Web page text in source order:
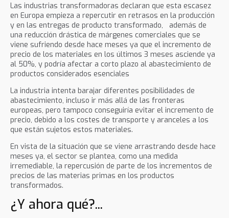
Las industrias transformadoras declaran que esta escasez
en Europa empieza a repercutir en retrasos en la producción
y en las entregas de producto transformado, además de
una reducción drástica de márgenes comerciales que se
viene sufriendo desde hace meses ya que el incremento de
precio de los materiales en los últimos 3 meses asciende ya
al 50%, y podría afectar a corto plazo al abastecimiento de
productos considerados esenciales
La industria intenta barajar diferentes posibilidades de
abastecimiento, incluso ir más allá de las fronteras
europeas, pero tampoco conseguiría evitar el incremento de
precio, debido a los costes de transporte y aranceles a los
que están sujetos estos materiales.
En vista de la situación que se viene arrastrando desde hace
meses ya, el sector se plantea, como una medida
irremediable, la repercusión de parte de los incrementos de
precios de las materias primas en los productos
transformados.
¿Y ahora qué?...